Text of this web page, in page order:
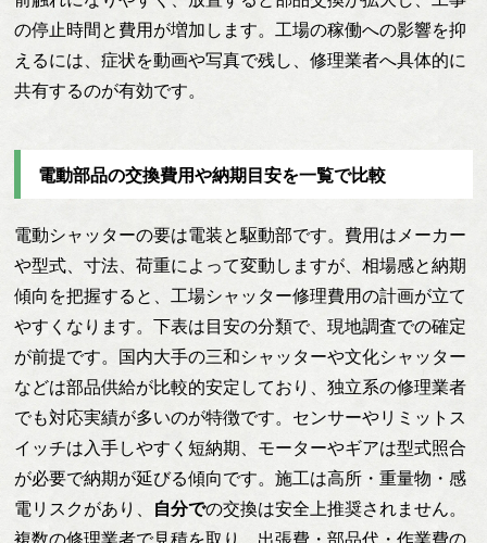
の停止時間と費用が増加します。工場の稼働への影響を抑
えるには、症状を動画や写真で残し、修理業者へ具体的に
共有するのが有効です。
電動部品の交換費用や納期目安を一覧で比較
電動シャッターの要は電装と駆動部です。費用はメーカー
や型式、寸法、荷重によって変動しますが、相場感と納期
傾向を把握すると、工場シャッター修理費用の計画が立て
やすくなります。下表は目安の分類で、現地調査での確定
が前提です。国内大手の三和シャッターや文化シャッター
などは部品供給が比較的安定しており、独立系の修理業者
でも対応実績が多いのが特徴です。センサーやリミットス
イッチは入手しやすく短納期、モーターやギアは型式照合
が必要で納期が延びる傾向です。施工は高所・重量物・感
電リスクがあり、 自分での交換は安全上推奨されません。
複数の修理業者で見積を取り、出張費・部品代・作業費の